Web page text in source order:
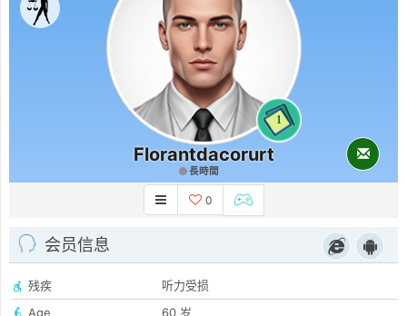
1
Florantdacorurt
長時間
0
会员信息
残疾
听力受损
Age
60 岁